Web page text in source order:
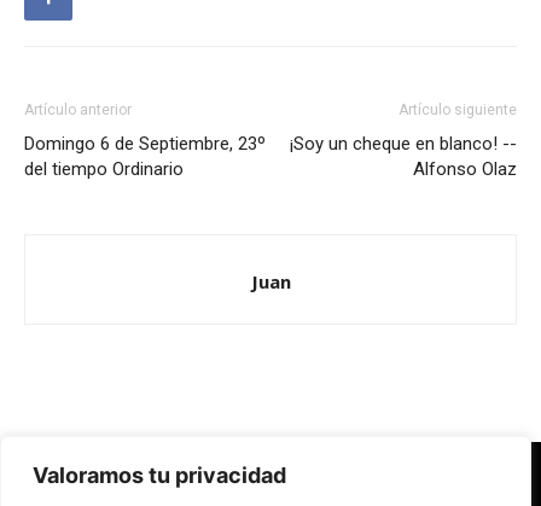
Valoramos tu privacidad
Artículo anterior
Domingo 6 de Septiembre, 23º
del tiempo Ordinario
Artículo siguiente
¡Soy un cheque en blanco! --
Alfonso Olaz
Juan
Redes Cristianas